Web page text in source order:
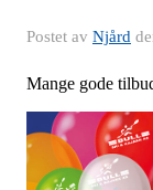
Postet av Njård
Mange gode